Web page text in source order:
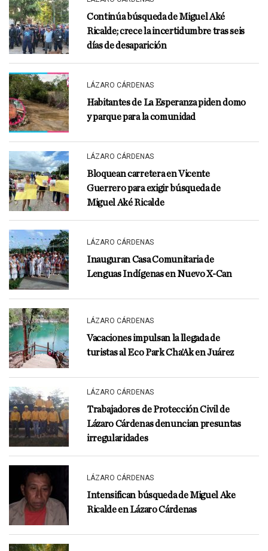
Continúa búsqueda de Miguel Aké
Ricalde; crece la incertidumbre tras seis
días de desaparición
LÁZARO CÁRDENAS
Habitantes de La Esperanza piden domo
y parque para la comunidad
LÁZARO CÁRDENAS
Bloquean carretera en Vicente
Guerrero para exigir búsqueda de
Miguel Aké Ricalde
LÁZARO CÁRDENAS
Inauguran Casa Comunitaria de
Lenguas Indígenas en Nuevo X-Can
LÁZARO CÁRDENAS
Vacaciones impulsan la llegada de
turistas al Eco Park Cha’Ak en Juárez
LÁZARO CÁRDENAS
Trabajadores de Protección Civil de
Lázaro Cárdenas denuncian presuntas
irregularidades
LÁZARO CÁRDENAS
Intensifican búsqueda de Miguel Ake
Ricalde en Lázaro Cárdenas